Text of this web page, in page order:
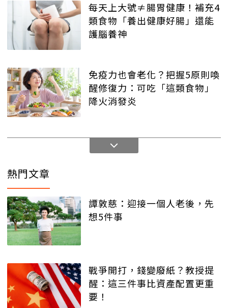
每天上大號≠腸胃健康！補充4
類食物「養出健康好腸」還能
護腦養神
免疫力也會老化？把握5原則喚
醒修復力：可吃「這類食物」
降火消發炎
熱門文章
譚敦慈：迎接一個人老後，先
想5件事
戰爭開打，錢變廢紙？教授提
醒：這三件事比資產配置更重
要！